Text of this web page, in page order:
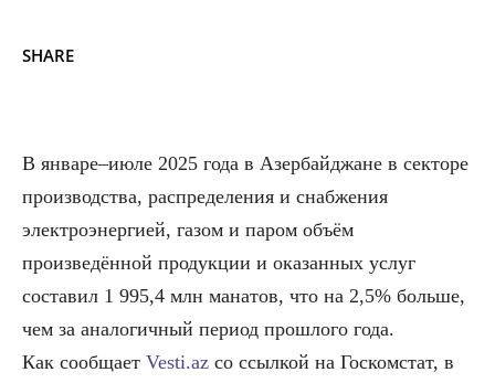
SHARE
В январе–июле 2025 года в Азербайджане в секторе
производства, распределения и снабжения
электроэнергией, газом и паром объём
произведённой продукции и оказанных услуг
составил 1 995,4 млн манатов, что на 2,5% больше,
чем за аналогичный период прошлого года.
Как сообщает Vesti.az со ссылкой на Госкомстат, в